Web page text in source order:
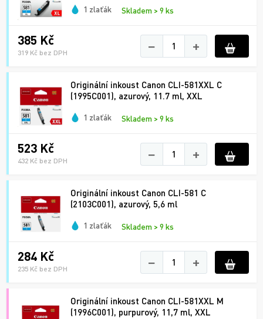
1 zlaťák Skladem > 9 ks
385 Kč
319 Kč bez DPH − +
Originální inkoust Canon CLI-581XXL C
(1995C001), azurový, 11.7 ml, XXL
1 zlaťák Skladem > 9 ks
523 Kč
432 Kč bez DPH − +
Originální inkoust Canon CLI-581 C
(2103C001), azurový, 5,6 ml
1 zlaťák Skladem > 9 ks
284 Kč
235 Kč bez DPH − +
Originální inkoust Canon CLI-581XXL M
(1996C001), purpurový, 11,7 ml, XXL